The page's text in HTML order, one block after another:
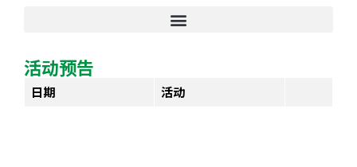
活动预告
日期 活动